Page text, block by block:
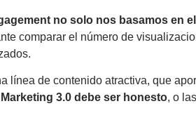
no solo nos basamos en
comparar el número de
línea de contenido atractiva, que
Marketing 3.0 debe ser honesto, o